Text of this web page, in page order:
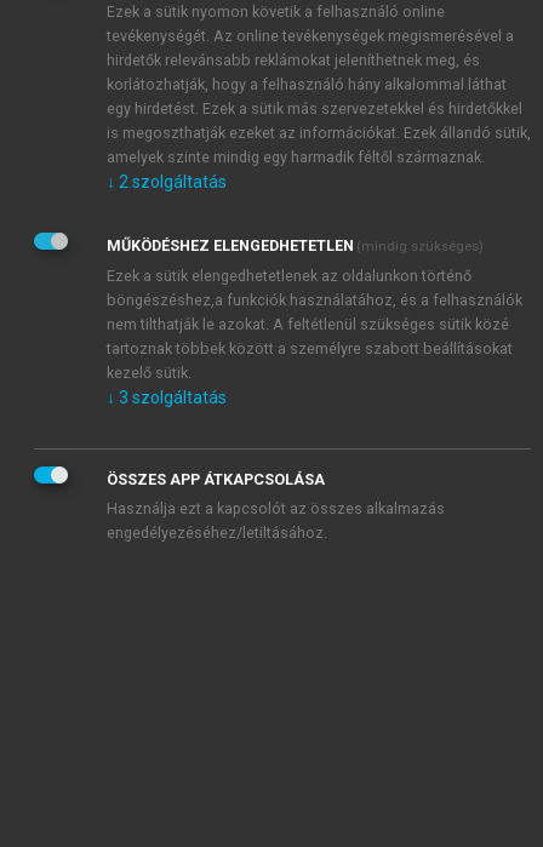
JELSZÓ ÚJRA
Kérek értesítést a MeRSZ újdonságairól, akcióiról.
Kérek értesítést az Akadémiai Kiadó Zrt. újdonságairól,
Adatkezelési tájékoztatóbanfoglaltakat tudomásul
veszem és elfogadom.
Általános vásárlási feltételeket, valamint a szotar.netés a
mersz.huoldalak licencszerződéseiben foglaltakat
tudomásul veszem és elfogadom.
KIPRÓBÁLOM
Ezek a sütik nyomon követik a felhasználó online
tevékenységét. Az online tevékenységek megismerésével a
hirdetők relevánsabb reklámokat jeleníthetnek meg, és
korlátozhatják, hogy a felhasználó hány alkalommal láthat
egy hirdetést. Ezek a sütik más szervezetekkel és hirdetőkkel
is megoszthatják ezeket az információkat. Ezek állandó sütik,
amelyek szinte mindig egy harmadik féltől származnak.
↓ 2 szolgáltatás
MŰKÖDÉSHEZ ELENGEDHETETLEN (mindig szükséges)
Ezek a sütik elengedhetetlenek az oldalunkon történő
böngészéshez,a funkciók használatához, és a felhasználók
nem tilthatják le azokat. A feltétlenül szükséges sütik közé
tartoznak többek között a személyre szabott beállításokat
kezelő sütik.
↓ 3 szolgáltatás
ÖSSZES APP ÁTKAPCSOLÁSA
Használja ezt a kapcsolót az összes alkalmazás
engedélyezéséhez/letiltásához.